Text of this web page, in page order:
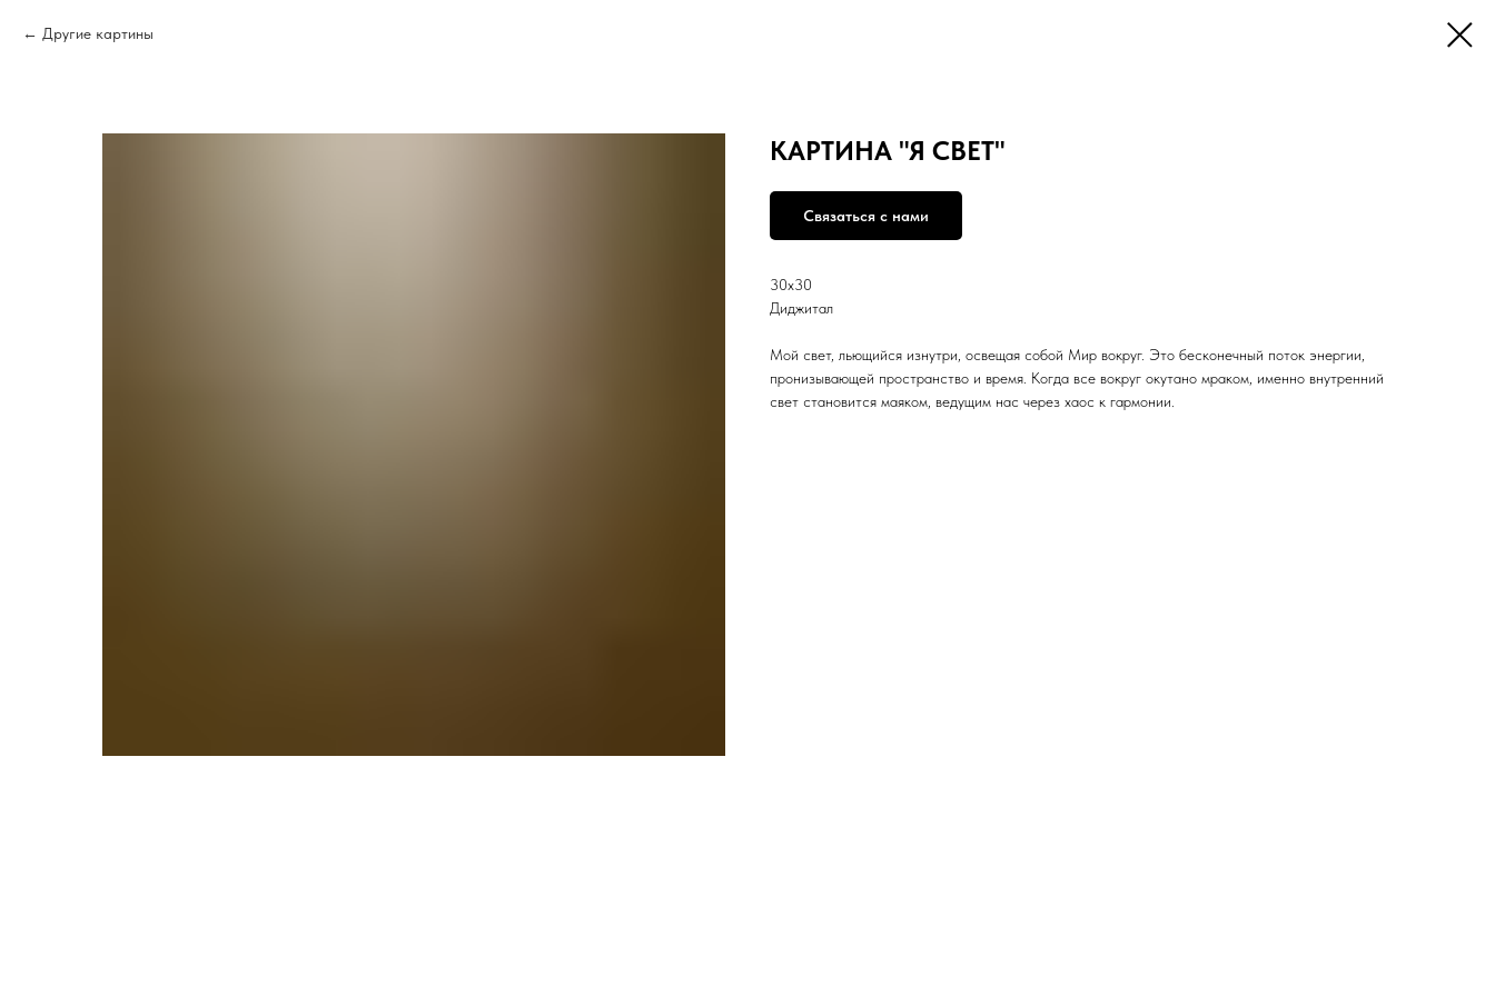
Другие картины
КАРТИНА "Я СВЕТ"
Связаться с нами
30х30
Диджитал
Мой свет, льющийся изнутри, освещая собой Мир вокруг. Это бесконечный поток энергии,
пронизывающей пространство и время. Когда все вокруг окутано мраком, именно внутренний
свет становится маяком, ведущим нас через хаос к гармонии.